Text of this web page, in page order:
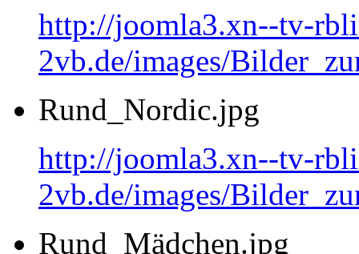
http://joomla3.xn--tv-
2vb.de/images/
Rund_Nordic.jpg
http://joomla3.xn--tv-
2vb.de/images/
Rund_Mädchen.jpg